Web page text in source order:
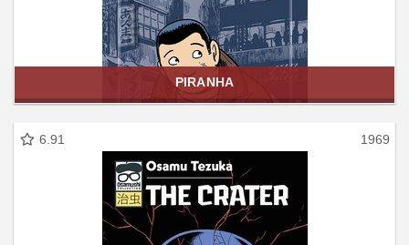
PIRANHA
6.91 1969